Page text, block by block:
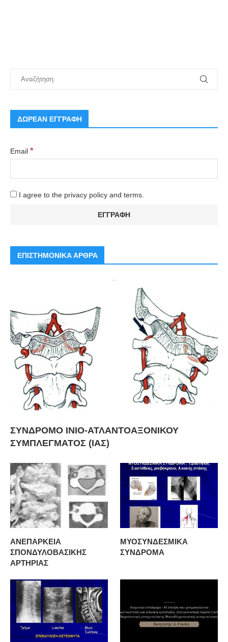
ΔΩΡΕΑΝ ΕΓΓΡΑΦΗ
Email *
I agree to the privacy policy and terms.
ΕΠΙΣΤΗΜΟΝΙΚΑ ΑΡΘΡΑ
ΣΥΝΔΡΟΜΟ ΙΝΙΟ-ΑΤΛΑΝΤΟΑΞΟΝΙΚΟΥ
ΣΥΜΠΛΕΓΜΑΤΟΣ (ΙΑΣ)
ΑΝΕΠΑΡΚΕΙΑ
ΣΠΟΝΔΥΛΟΒΑΣΙΚΗΣ
ΑΡΤΗΡΙΑΣ
ΜΥΟΣΥΝΔΕΣΜΙΚΑ
ΣΥΝΔΡΟΜΑ